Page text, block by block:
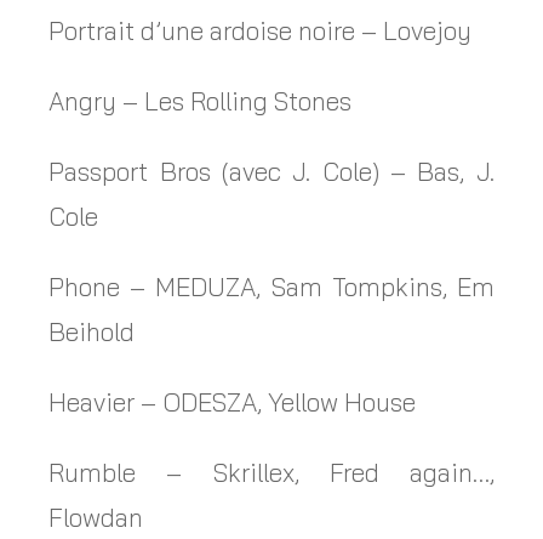
Portrait d’une ardoise noire – Lovejoy
Angry – Les Rolling Stones
Passport Bros (avec J. Cole) – Bas, J.
Cole
Phone – MEDUZA, Sam Tompkins, Em
Beihold
Heavier – ODESZA, Yellow House
Rumble – Skrillex, Fred again…,
Flowdan